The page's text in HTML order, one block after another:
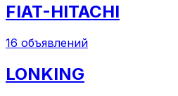
FIAT-HITACHI
16 объявлений
LONKING